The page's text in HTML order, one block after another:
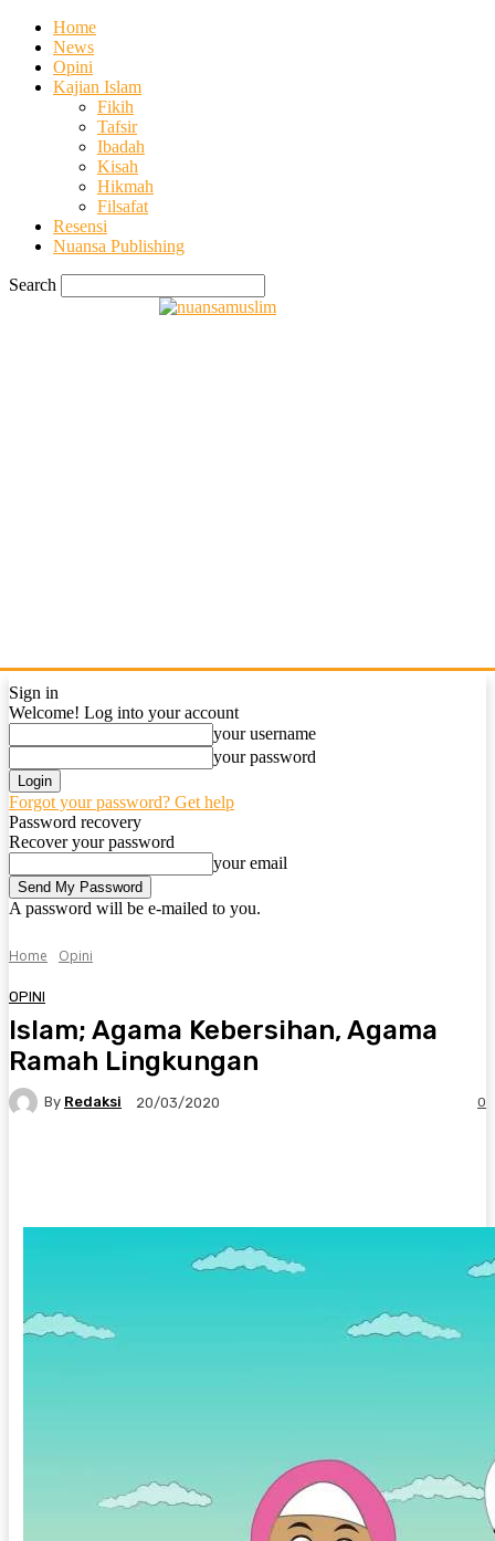
Home
News
Opini
Kajian Islam
Fikih
Tafsir
Ibadah
Kisah
Hikmah
Filsafat
Resensi
Nuansa Publishing
Search
Sign in
Welcome! Log into your account
your username
your password
Forgot your password? Get help
Password recovery
Recover your password
your email
A password will be e-mailed to you.
Home Opini
OPINI
Islam; Agama Kebersihan, Agama
Ramah Lingkungan
By Redaksi 20/03/2020 0